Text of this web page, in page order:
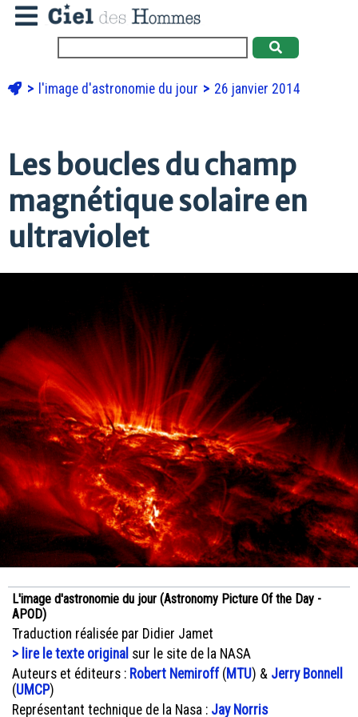
l'image d'astronomie du jour 26 janvier 2014
Les boucles du champ
magnétique solaire en
ultraviolet
L'image d'astronomie du jour (Astronomy Picture Of the Day -
APOD)
Traduction réalisée par Didier Jamet
> lire le texte original sur le site de la NASA
Auteurs et éditeurs : Robert Nemiroff(MTU) & Jerry Bonnell
(UMCP)
Représentant technique de la Nasa : Jay Norris